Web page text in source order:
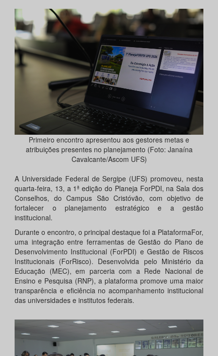
Primeiro encontro apresentou aos gestores metas e
atribuições presentes no planejamento (Foto: Janaína
Cavalcante/Ascom UFS)
A Universidade Federal de Sergipe (UFS) promoveu, nesta
quarta-feira, 13, a 1ª edição do Planeja ForPDI, na Sala dos
Conselhos, do Campus São Cristóvão, com objetivo de
fortalecer o planejamento estratégico e a gestão
institucional.
Durante o encontro, o principal destaque foi a PlataformaFor,
uma integração entre ferramentas de Gestão do Plano de
Desenvolvimento Institucional (ForPDI) e Gestão de Riscos
Institucionais (ForRisco). Desenvolvida pelo Ministério da
Educação (MEC), em parceria com a Rede Nacional de
Ensino e Pesquisa (RNP), a plataforma promove uma maior
transparência e eficiência no acompanhamento institucional
das universidades e institutos federais.